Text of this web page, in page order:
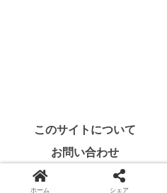
このサイトについて
お問い合わせ
Copyright © 2021 アワタ
ホーム シェア